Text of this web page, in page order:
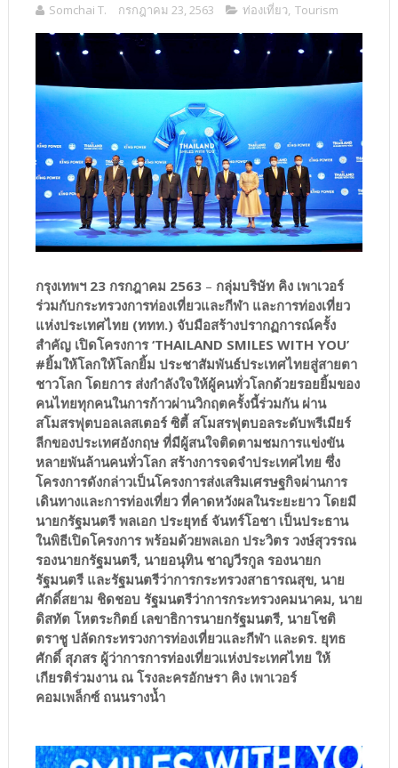
Somchai T. กรกฎาคม 23, 2563 ท่องเที่ยว, Tourism
กรุงเทพฯ 23 กรกฎาคม 2563– กลุ่มบริษัท คิง เพาเวอร์
ร่วมกับกระทรวงการท่องเที่ยวและกีฬา และการท่องเที่ยว
แห่งประเทศไทย (ททท.) จับมือสร้างปรากฏการณ์ครั้ง
สำคัญ เปิดโครงการ ‘THAILAND SMILES WITH YOU’
#ยิ้มให้โลกให้โลกยิ้ม ประชาสัมพันธ์ประเทศไทยสู่สายตา
ชาวโลก โดยการ ส่งกำลังใจให้ผู้คนทั่วโลกด้วยรอยยิ้มของ
คนไทยทุกคนในการก้าวผ่านวิกฤตครั้งนี้ร่วมกัน ผ่าน
สโมสรฟุตบอลเลสเตอร์ ซิตี้ สโมสรฟุตบอลระดับพรีเมียร์
ลีกของประเทศอังกฤษ ที่มีผู้สนใจติดตามชมการแข่งขัน
หลายพันล้านคนทั่วโลก สร้างการจดจำประเทศไทย ซึ่ง
โครงการดังกล่าวเป็นโครงการส่งเสริมเศรษฐกิจผ่านการ
เดินทางและการท่องเที่ยว ที่คาดหวังผลในระยะยาว โดยมี
นายกรัฐมนตรี พลเอก ประยุทธ์ จันทร์โอชา เป็นประธาน
ในพิธีเปิดโครงการ พร้อมด้วยพลเอก ประวิตร วงษ์สุวรรณ
รองนายกรัฐมนตรี, นายอนุทิน ชาญวีรกูล รองนายก
รัฐมนตรี และรัฐมนตรีว่าการกระทรวงสาธารณสุข, นาย
ศักดิ์สยาม ชิดชอบ รัฐมนตรีว่าการกระทรวงคมนาคม, นาย
ดิสทัต โหตระกิตย์ เลขาธิการนายกรัฐมนตรี, นายโชติ
ตราชู ปลัดกระทรวงการท่องเที่ยวและกีฬา และดร. ยุทธ
ศักดิ์ สุภสร ผู้ว่าการการท่องเที่ยวแห่งประเทศไทย ให้
เกียรติร่วมงาน ณ โรงละครอักษรา คิง เพาเวอร์
คอมเพล็กซ์ ถนนรางน้ำ